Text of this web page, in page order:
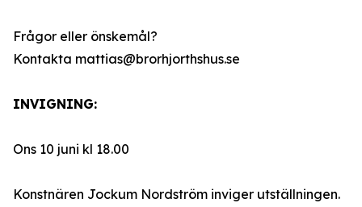
Frågor eller önskemål?
Kontakta mattias@brorhjorthshus.se
INVIGNING:
Ons 10 juni kl 18.00
Konstnären Jockum Nordström inviger utställningen.